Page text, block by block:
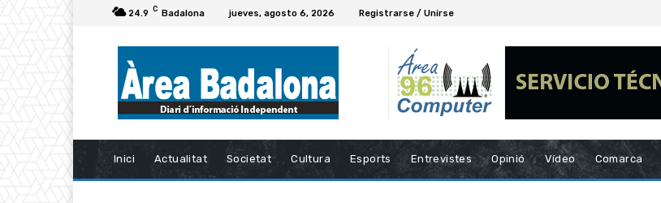
24.9 C Badalona jueves, agosto 6, 2026 Registrarse / Unirse
Inici Actualitat Societat Cultura Esports Entrevistes Opinió Vídeo Comarca